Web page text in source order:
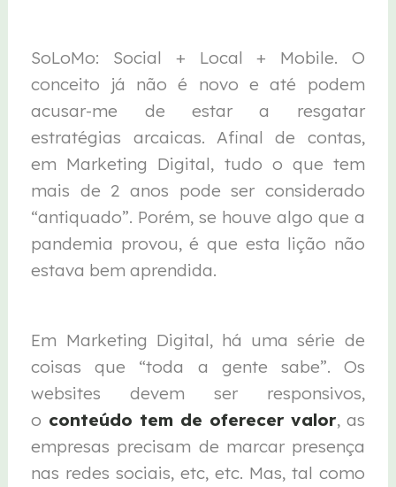
SoLoMo: Social + Local + Mobile. O
conceito já não é novo e até podem
acusar-me de estar a resgatar
estratégias arcaicas. Afinal de contas,
em Marketing Digital, tudo o que tem
mais de 2 anos pode ser considerado
“antiquado”. Porém, se houve algo que a
pandemia provou, é que esta lição não
estava bem aprendida.
Em Marketing Digital, há uma série de
coisas que “toda a gente sabe”. Os
websites devem ser responsivos,
o conteúdo tem de oferecer valor, as
empresas precisam de marcar presença
nas redes sociais, etc, etc. Mas, tal como